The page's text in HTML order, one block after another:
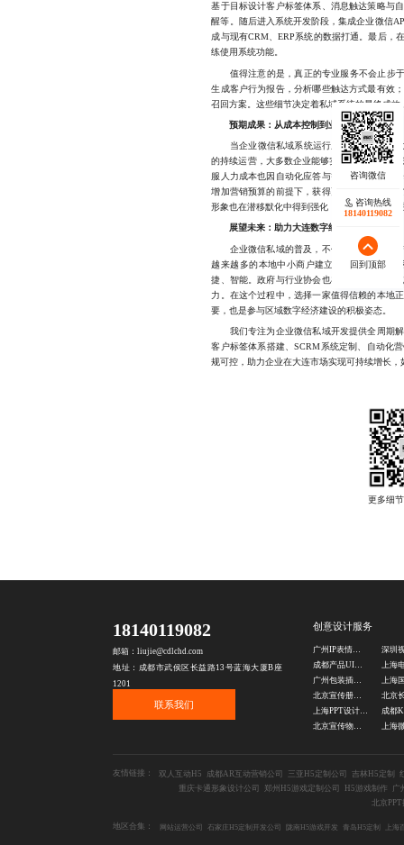
基于目标设计客户标签体系、消息触达策略与
醒等。随后进入系统开发阶段，集成企业微信
成与现有CRM、ERP系统的数据打通。最后，
练使用系统功能。
值得注意的是，真正的专业服务不会止步于
生成客户行为报告，分析哪些触达方式最有效
召回方案。这些细节决定着私域系统的最终成效
预期成果：从成本控制到业绩跃升
当企业微信私域系统运行成熟，其带来的收
的持续运营，大多数企业能够实现客户复购率
服人力成本也因自动化应答与智能分流而显著
增加营销预算的前提下，获得更高的营收增长
形象也在潜移默化中得到强化，形成“口碑传播+
展望未来：助力大连数字经济生态发展
企业微信私域的普及，不仅是单个企业的变
越来越多的本地中小商户建立起合规、高效
捷、智能。政府与行业协会也在逐步加大对私
力。在这个过程中，选择一家值得信赖的本地
要，也是参与区域数字经济建设的积极姿态。
我们专注为企业微信私域开发提供全周期解
客户标签体系搭建、SCRM系统定制、自动化
规可控，助力企业在大连市场实现可持续增长，
咨询热线
18140119082
回到顶部
18140119082
邮箱：liujie@cdlchd.com
地址：成都市武侯区长益路13号蓝海大厦B座
1201
联系我们
创意设计服务
广州IP表情包设计公司
成都产品UI设计
广州包装插画设计公司
北京宣传册设计公司
上海PPT设计公司
北京宣传物料设计公司
友情链接： 双人互动H5 成都AR互动营销公司 三亚H5定制公司 吉林H5定制
重庆卡通形象设计公司
郑州H5游戏定制公司 H5游戏制作
广
北京
地区合集： 网站运营公司 石家庄H5定制开发公司 陇南H5游戏开发 青岛H5定制
上海